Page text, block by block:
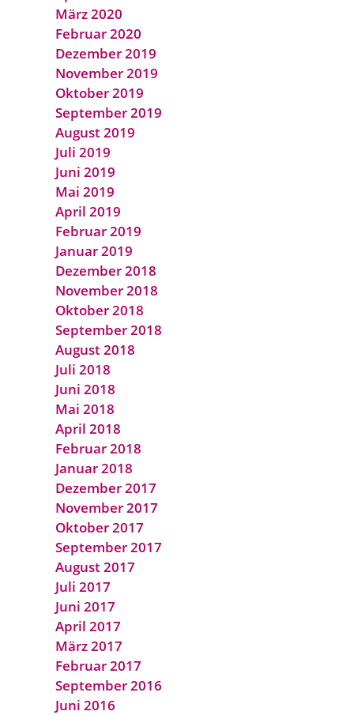
März 2020
Februar 2020
Dezember 2019
November 2019
Oktober 2019
September 2019
August 2019
Juli 2019
Juni 2019
Mai 2019
April 2019
Februar 2019
Januar 2019
Dezember 2018
November 2018
Oktober 2018
September 2018
August 2018
Juli 2018
Juni 2018
Mai 2018
April 2018
Februar 2018
Januar 2018
Dezember 2017
November 2017
Oktober 2017
September 2017
August 2017
Juli 2017
Juni 2017
April 2017
März 2017
Februar 2017
September 2016
Juni 2016